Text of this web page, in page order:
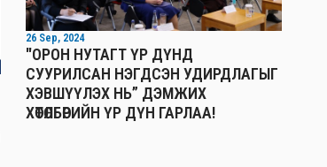
26 Sep, 2024
"ОРОН НУТАГТ ҮР ДҮНД
СУУРИЛСАН НЭГДСЭН УДИРДЛАГЫГ
ХЭВШҮҮЛЭХ НЬ” ДЭМЖИХ
ХӨТӨЛБӨРИЙН ҮР ДҮН ГАРЛАА!